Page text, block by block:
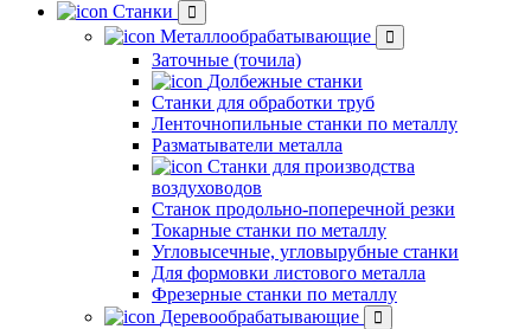
Станки
Металлообрабатывающие
Заточные (точила)
Долбежные станки
Станки для обработки труб
Ленточнопильные станки по металлу
Разматыватели металла
Станки для производства
воздуховодов
Станок продольно-поперечной резки
Токарные станки по металлу
Угловысечные, угловырубные станки
Для формовки листового металла
Фрезерные станки по металлу
Деревообрабатывающие